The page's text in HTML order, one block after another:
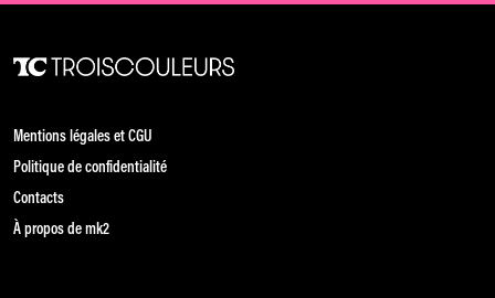
Mentions légales et CGU
Politique de confidentialité
Contacts
À propos de mk2